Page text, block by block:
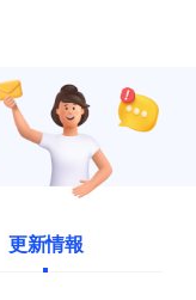
更新情報